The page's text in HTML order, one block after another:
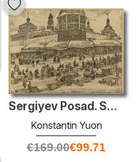
Sergiyev Posad. Sous la tour rouge
Konstantin Yuon
€169.00€99.71